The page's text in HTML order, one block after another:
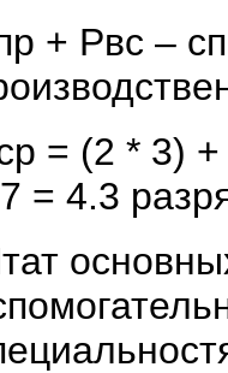
+ Рвс –
= (2 * 3)
= 4.3